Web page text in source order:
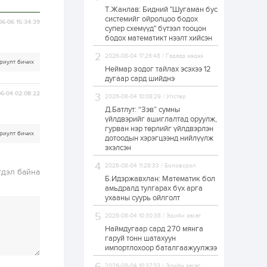
06 15:34:39
бичих
04 02:08:22
бичих
байна
ЗГ: Автобензин,
дизель түлшний
онцгой албан
татварыг тэглэлээ
1 өдөр 2
З.Мэндсайхан:
Хүнсний нөөцийг
бэлтгэх агуулах,
зоорь бэлтгэх ААН-
үүдэд хөнгөлөлттэй
зээл олгоно
1 өдөр 1 0
Европ дахь
соёлын наадам
боллоо
1 өдөр 2
Өнгөрсөн сард
металл худалдан
авчээ
1 өдөр 0 0
Т.Жанлав: Бидний "Шугаман бус
системийг ойролцоо бодох
супер схемүүд" бүтээл тооцон
бодох математикт нээлт хийсэн
2026-08-04 17:26:48 / Гадаад мэдээ
Неймар зодог тайлах эсэхээ 12
дугаар сард шийднэ
2026-08-04 10:08:29 / Улстөр
Д.Батлут: “Зэв” сумны
үйлдвэрийг ашиглалтад оруулж,
гурван нэр төрлийг үйлдвэрлэн
дотоодын хэрэгцээнд нийлүүлж
эхэлсэн
2026-08-04 11:28:33 / Боловсрол
Б.Идэржавхлан: Математик бол
амьдралд тулгарах бүх арга
ухааны суурь ойлголт
2026-08-04 10:30:38 / Эдийн засаг
Наймдугаар сард 270 мянга
гаруй тонн шатахуун
импортлохоор баталгаажуулжээ